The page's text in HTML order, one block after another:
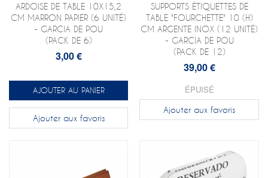
ARDOISE DE TABLE 10X15,2
CM MARRON PAPIER (6 UNITÉ)
- GARCIA DE POU
(PACK DE 6)
3,00 €
AJOUTER AU PANIER
Ajouter aux favoris
SUPPORTS ÉTIQUETTES DE
TABLE "FOURCHETTE" 10 (H)
CM ARGENTE INOX (12 UNITÉ)
- GARCIA DE POU
(PACK DE 12)
39,00 €
ÉPUISÉ
Ajouter aux favoris